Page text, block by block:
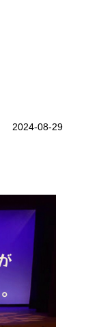
2024-08-29